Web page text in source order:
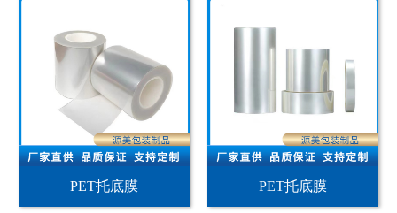
PET托底膜 PET托底膜